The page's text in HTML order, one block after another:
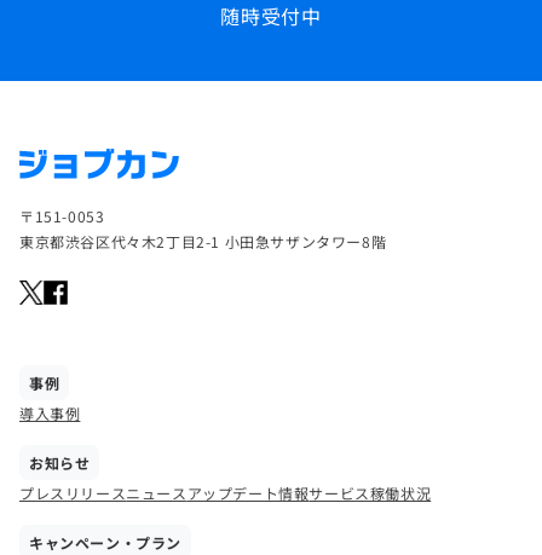
随時受付中
〒151-0053
東京都渋谷区代々木2丁目2-1 小田急サザンタワー8階
事例
導入事例
お知らせ
プレスリリースニュース アップデート情報サービス稼働状況
キャンペーン・プラン